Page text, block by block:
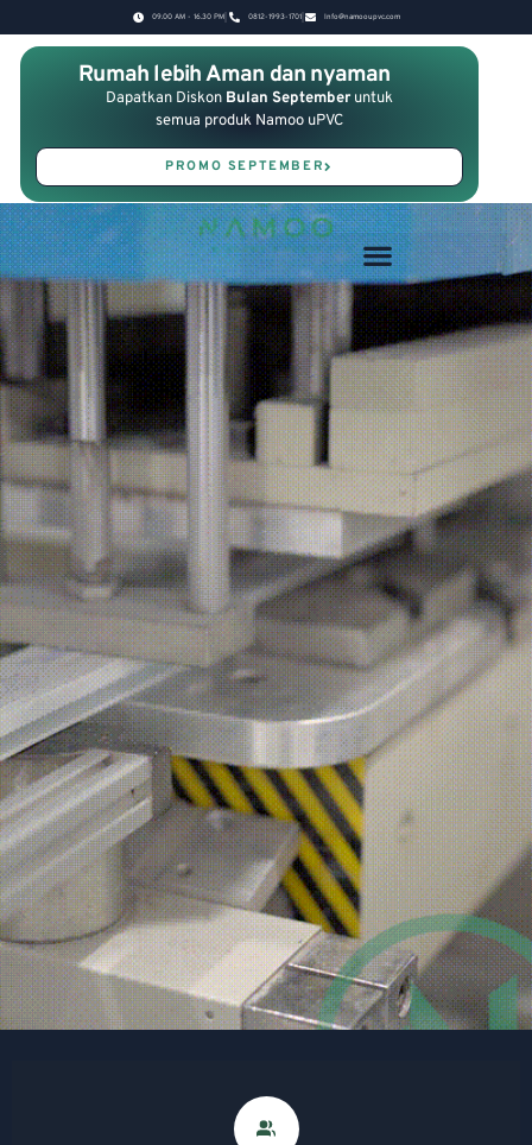
09.00 AM - 16.30 PM 0812-1993-1701 Info@namooupvc.com
Rumah lebih Aman dan nyaman
Dapatkan Diskon Bulan September untuk
semua produk Namoo uPVC
PROMO SEPTEMBER